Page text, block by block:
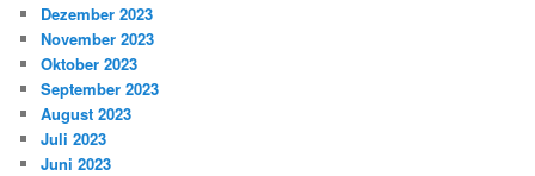
Dezember 2023
November 2023
Oktober 2023
September 2023
August 2023
Juli 2023
Juni 2023